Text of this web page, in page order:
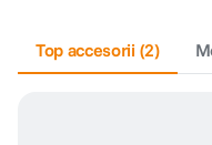
lavaliera
Top accesorii (2)